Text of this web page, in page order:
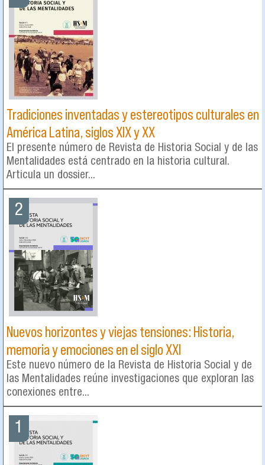
Tradiciones inventadas y estereotipos culturales en
América Latina, siglos XIX y XX
El presente número de Revista de Historia Social y de las
Mentalidades está centrado en la historia cultural.
Articula un dossier...
2
Nuevos horizontes y viejas tensiones: Historia,
memoria y emociones en el siglo XXI
Este nuevo número de la Revista de Historia Social y de
las Mentalidades reúne investigaciones que exploran las
conexiones entre...
1